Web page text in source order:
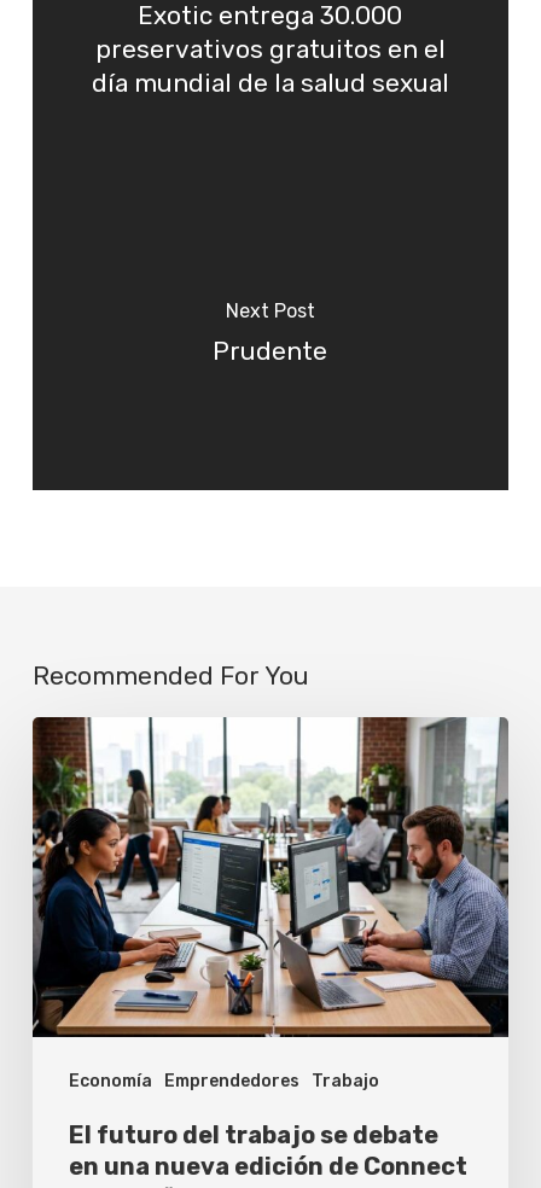
Exotic entrega 30.000
preservativos gratuitos en el
día mundial de la salud sexual
Next Post
Prudente
Recommended For You
Economía Emprendedores Trabajo
futuro
del
trabajo
se
debate
en
una
nueva
edición
Connect
El futuro del trabajo se debate
en una nueva edición de Connect